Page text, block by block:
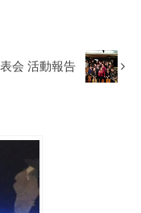
会 活動報告